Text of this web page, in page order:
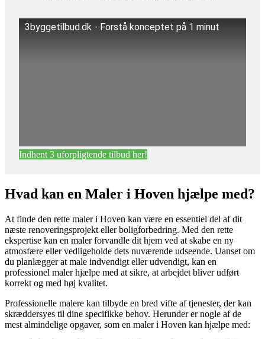
3byggetilbud.dk - Forstå konceptet på 1 minut
Indhent 3 uforpligtende tilbud her!
Hvad kan en Maler i Hoven hjælpe med?
At finde den rette maler i Hoven kan være en essentiel del af dit
næste renoveringsprojekt eller boligforbedring. Med den rette
ekspertise kan en maler forvandle dit hjem ved at skabe en ny
atmosfære eller vedligeholde dets nuværende udseende. Uanset om
du planlægger at male indvendigt eller udvendigt, kan en
professionel maler hjælpe med at sikre, at arbejdet bliver udført
korrekt og med høj kvalitet.
Professionelle malere kan tilbyde en bred vifte af tjenester, der kan
skræddersyes til dine specifikke behov. Herunder er nogle af de
mest almindelige opgaver, som en maler i Hoven kan hjælpe med: